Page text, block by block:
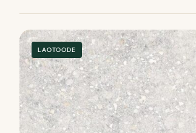
LAOTOODE